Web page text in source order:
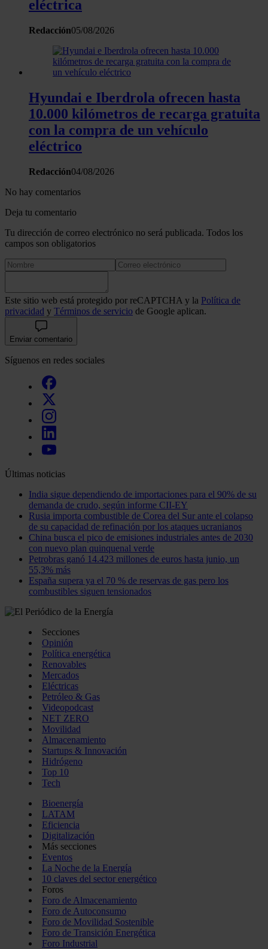
sitio web con nuestros partners de redes sociales,
análisis web, quienes pueden combinarla con otra
haya proporcionado o que hayan recopilado a partir del uso
hecho de sus servicios.
eléctrica
Redacción05/08/2026
Hyundai e Iberdrola ofrecen hasta
10.000 kilómetros de recarga gratuita
con la compra de un vehículo
eléctrico
Redacción04/08/2026
No hay comentarios
Deja tu comentario
Tu dirección de correo electrónico no será publicada. Todos los
campos son obligatorios
Este sitio web está protegido por reCAPTCHA y la Política de
privacidad y Términos de servicio de Google aplican.
Enviar comentario
Síguenos en redes sociales
Últimas noticias
India sigue dependiendo de importaciones para el 90% de su
demanda de crudo, según informe CII-EY
Rusia importa combustible de Corea del Sur ante el colapso
de su capacidad de refinación por los ataques ucranianos
China busca el pico de emisiones industriales antes de 2030
con nuevo plan quinquenal verde
Petrobras ganó 14.423 millones de euros hasta junio, un
55,3% más
España supera ya el 70 % de reservas de gas pero los
combustibles siguen tensionados
Secciones
Opinión
Política energética
Renovables
Mercados
Eléctricas
Petróleo & Gas
Videopodcast
NET ZERO
Movilidad
Almacenamiento
Startups & Innovación
Hidrógeno
Top 10
Tech
Bioenergía
LATAM
Eficiencia
Digitalización
Más secciones
Eventos
La Noche de la Energía
10 claves del sector energético
Foros
Foro de Almacenamiento
Foro de Autoconsumo
Foro de Movilidad Sostenible
Foro de Transición Energética
Foro Industrial